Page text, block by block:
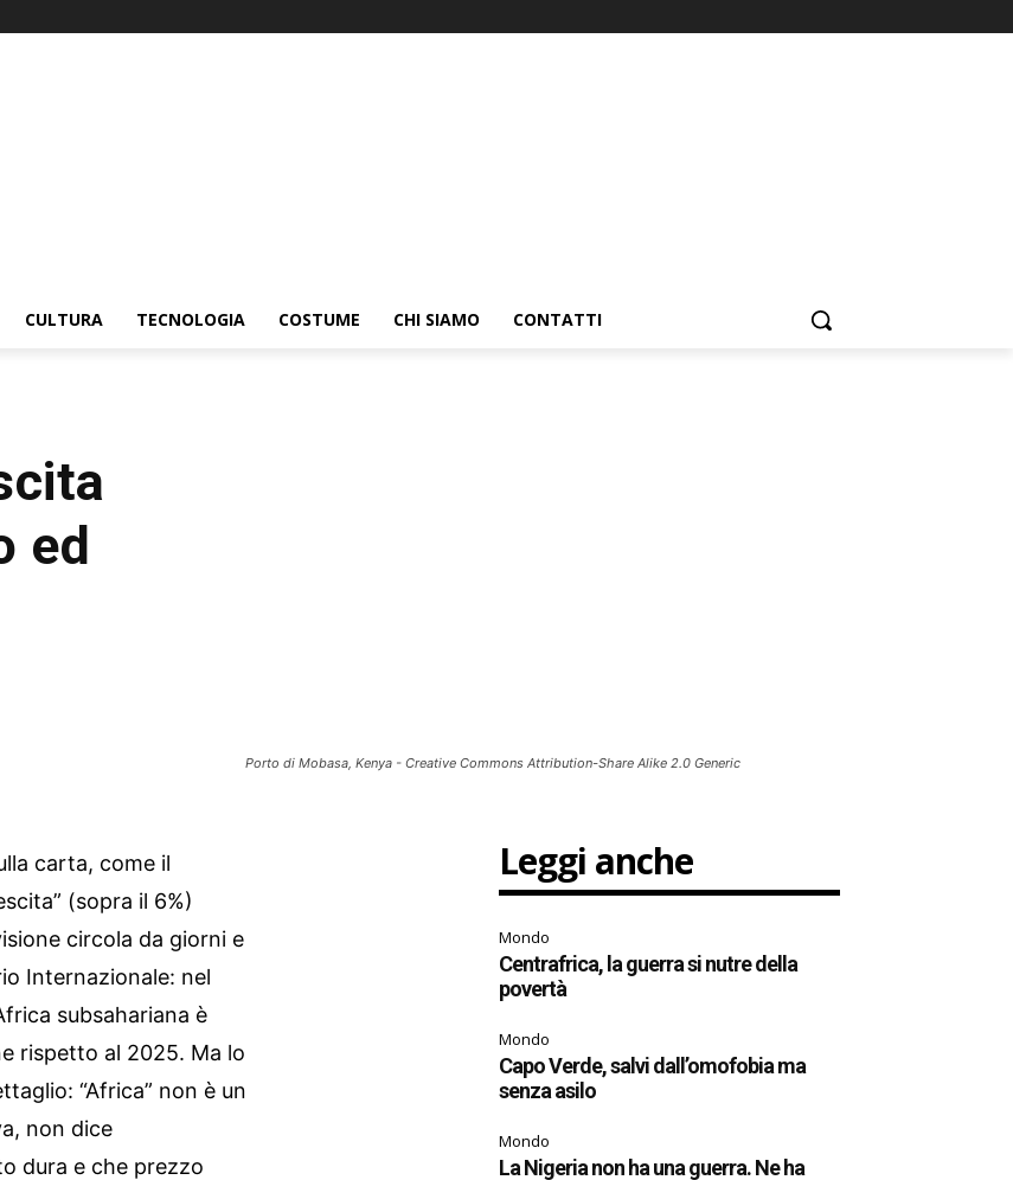
CULTURA TECNOLOGIA COSTUME CHI SIAMO CONTATTI
ed
Porto di Mobasa, Kenya - Creative Commons Attribution-Share Alike 2.0 Generic
carta, come il
(sopra il 6%)
circola da giorni e
Internazionale: nel
subsahariana è
rispetto al 2025. Ma lo
“Africa” non è un
non dice
dura e che prezzo
Leggi anche
Mondo
Centrafrica, la guerra si nutre della
povertà
Mondo
Capo Verde, salvi dall’omofobia ma
senza asilo
Mondo
La Nigeria non ha una guerra. Ne ha